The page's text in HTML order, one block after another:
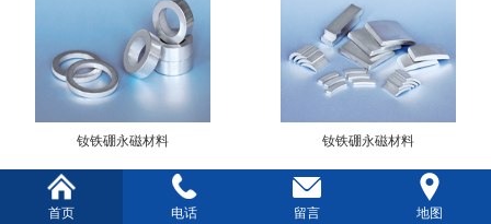
钕铁硼永磁材料 钕铁硼永磁材料
公司简介
首页 电话 留言 地图